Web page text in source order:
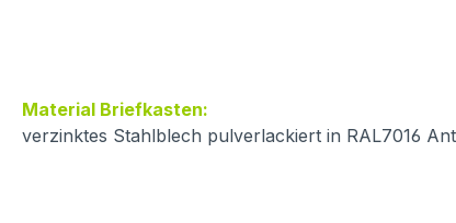
Material Briefkasten:
verzinktes Stahlblech pulverlackiert in RAL7016